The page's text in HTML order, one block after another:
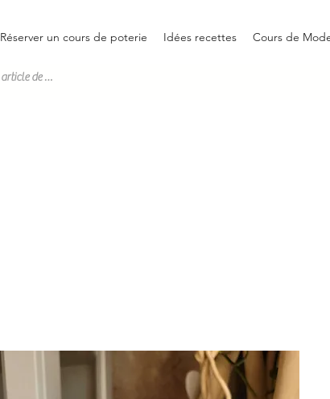
Réserver un cours de poterie Idées recettes Cours de